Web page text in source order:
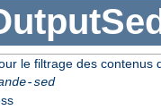
le filtrage des contenus
sed